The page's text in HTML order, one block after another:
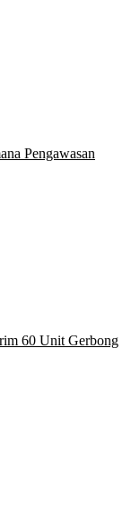
Pengawasan
60 Unit Gerbong